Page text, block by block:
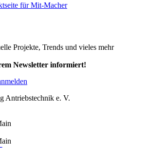
für Mit-Macher
Projekte, Trends und vieles mehr
Newsletter informiert!
Antriebstechnik e. V.